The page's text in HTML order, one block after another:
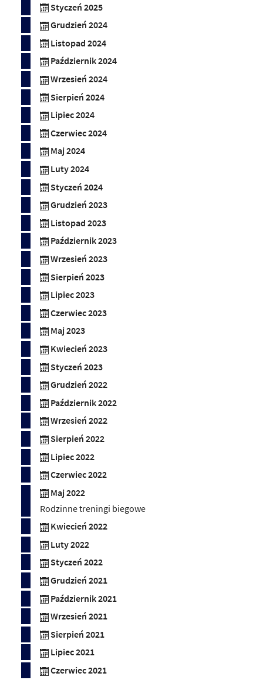
Styczeń 2025
Grudzień 2024
Listopad 2024
Październik 2024
Wrzesień 2024
Sierpień 2024
Lipiec 2024
Czerwiec 2024
Maj 2024
Luty 2024
Styczeń 2024
Grudzień 2023
Listopad 2023
Październik 2023
Wrzesień 2023
Sierpień 2023
Lipiec 2023
Czerwiec 2023
Maj 2023
Kwiecień 2023
Styczeń 2023
Grudzień 2022
Październik 2022
Wrzesień 2022
Sierpień 2022
Lipiec 2022
Czerwiec 2022
Maj 2022
Rodzinne treningi biegowe
Kwiecień 2022
Luty 2022
Styczeń 2022
Grudzień 2021
Październik 2021
Wrzesień 2021
Sierpień 2021
Lipiec 2021
Czerwiec 2021